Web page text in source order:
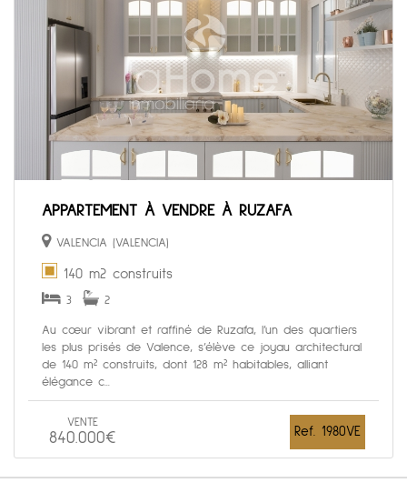
APPARTEMENT À VENDRE À RUZAFA
VALENCIA (VALENCIA)
140 m2 construits
3 2
Au cœur vibrant et raffiné de Ruzafa, l’un des quartiers
les plus prisés de Valence, s’élève ce joyau architectural
de 140 m² construits, dont 128 m² habitables, alliant
élégance c...
VENTE
840.000€ Ref. 1980VE